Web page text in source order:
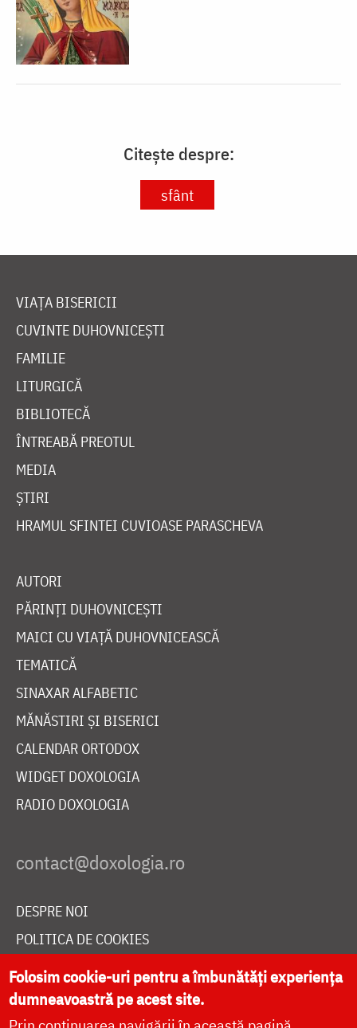
Citește despre:
sfânt
VIAȚA BISERICII
CUVINTE DUHOVNICEȘTI
FAMILIE
LITURGICĂ
BIBLIOTECĂ
ÎNTREABĂ PREOTUL
MEDIA
ȘTIRI
HRAMUL SFINTEI CUVIOASE PARASCHEVA
AUTORI
PĂRINȚI DUHOVNICEȘTI
MAICI CU VIAȚĂ DUHOVNICEASCĂ
TEMATICĂ
SINAXAR ALFABETIC
MĂNĂSTIRI ȘI BISERICI
CALENDAR ORTODOX
WIDGET DOXOLOGIA
RADIO DOXOLOGIA
DESPRE NOI
POLITICA DE COOKIES
DONEAZĂ ONLINE PENTRU CATEDRALA NAȚIONALĂ
Folosim cookie-uri pentru a îmbunătăți experiența
dumneavoastră pe acest site.